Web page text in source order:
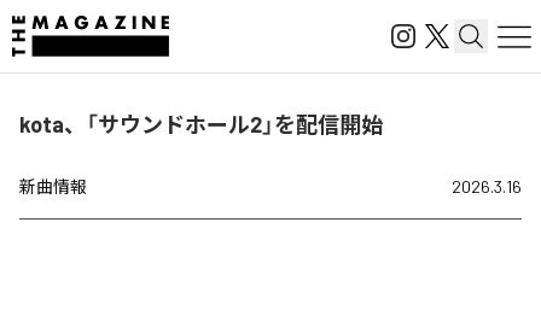
kota、「サウンドホール2」を配信開始
新曲情報 2026.3.16